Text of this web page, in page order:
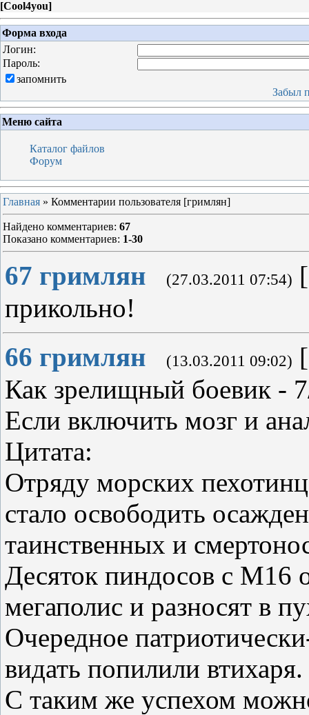
[Cool4you]
Форма входа
Логин:
Пароль:
запомнить
Забыл
Меню сайта
Каталог файлов
Форум
Главная » Комментарии пользователя [гримлян]
Найдено комментариев: 67
Показано комментариев: 1-30
67 гримлян (27.03.2011 07:54) [
прикольно!
66 гримлян (13.03.2011 09:02) [
Как зрелищный боевик -
Если включить мозг и
Цитата:
Отряду морских
стало освободить
таинственных и
Десяток пиндосов с М16
мегаполис и разносят в
Очередное
видать попилили втихаря.
С таким же успехом